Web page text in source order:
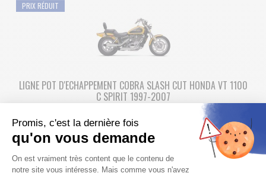
PRIX RÉDUIT
LIGNE POT D'ECHAPPEMENT COBRA SLASH CUT HONDA VT 1100
C SPIRIT 1997-2007
Ligne complète pot d'échappement COBRA SLASH CUT TIPS pour
votre moto custom HONDA VT 1100 C SPIRIT
799,66 € 888.52 €
Fabriqué de 7 à 21 jours
Promis, c'est la dernière fois
qu'on vous demande
Plateforme de Gestion du
On est vraiment très content que le contenu de
notre site vous intéresse. Mais comme vous n'avez